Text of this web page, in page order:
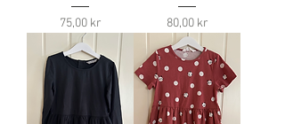
Pris
75,00 kr Pris
80,00 kr